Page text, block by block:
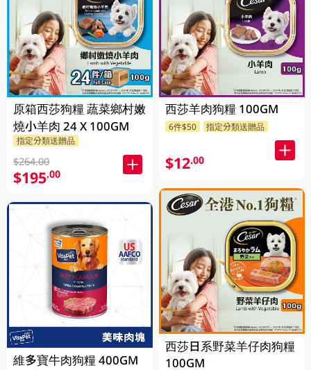
原箱西莎狗糧 蔬菜鄉村嫩
燒小羊肉 24 X 100GM
指定分類送贈品
$264.00
$195.00
維多寶牛肉狗糧 400GM
西莎羊肉狗糧 100GM
6件$50 指定分類送贈品
$12.00
西莎日系野菜羊仔肉狗糧
100GM